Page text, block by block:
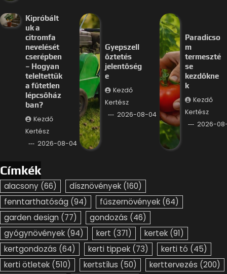
Kipróbált
uk a
citromfa
nevelését
cserépben
– Hogyan
teleltettük
a fűtetlen
lépcsőház
ban?
Kezdő
Kertész
2026-08-04
Gyepszell
őztetés
jelentőség
e
Kezdő
Kertész
2026-08-04
Paradicso
m
termeszté
se
kezdőkne
k
Kezdő
Kertész
2026-
Címkék
alacsony (66) dísznövények (160)
fenntarthatóság (94) fűszernövények (64)
garden design (77) gondozás (46)
gyógynövények (94) kert (371) kertek (91)
kertgondozás (64) kerti tippek (73) kerti tó (45)
kerti ötletek (510) kertstílus (50) kerttervezés (200)